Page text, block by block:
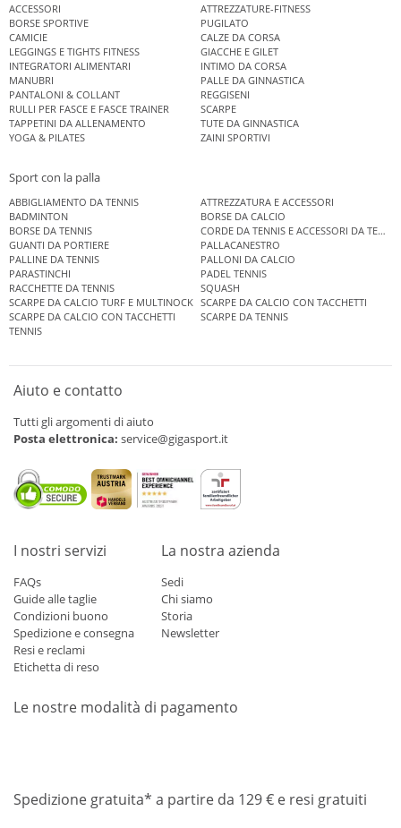
ACCESSORI
ATTREZZATURE-FITNESS
BORSE SPORTIVE
PUGILATO
CAMICIE
CALZE DA CORSA
LEGGINGS E TIGHTS FITNESS
GIACCHE E GILET
INTEGRATORI ALIMENTARI
INTIMO DA CORSA
MANUBRI
PALLE DA GINNASTICA
PANTALONI & COLLANT
REGGISENI
RULLI PER FASCE E FASCE TRAINER
SCARPE
TAPPETINI DA ALLENAMENTO
TUTE DA GINNASTICA
YOGA & PILATES
ZAINI SPORTIVI
Sport con la palla
ABBIGLIAMENTO DA TENNIS
ATTREZZATURA E ACCESSORI
BADMINTON
BORSE DA CALCIO
BORSE DA TENNIS
CORDE DA TENNIS E ACCESSORI DA TENNIS
GUANTI DA PORTIERE
PALLACANESTRO
PALLINE DA TENNIS
PALLONI DA CALCIO
PARASTINCHI
PADEL TENNIS
RACCHETTE DA TENNIS
SQUASH
SCARPE DA CALCIO TURF E MULTINOCK SCARPE DA CALCIO CON TACCHETTI
SCARPE DA CALCIO CON TACCHETTI
SCARPE DA TENNIS
TENNIS
Aiuto e contatto
Tutti gli argomenti di aiuto
Posta elettronica: service@gigasport.it
I nostri servizi
FAQs
Guide alle taglie
Condizioni buono
Spedizione e consegna
Resi e reclami
Etichetta di reso
La nostra azienda
Sedi
Chi siamo
Storia
Newsletter
Le nostre modalità di pagamento
Spedizione gratuita* a partire da 129 € e resi gratuiti